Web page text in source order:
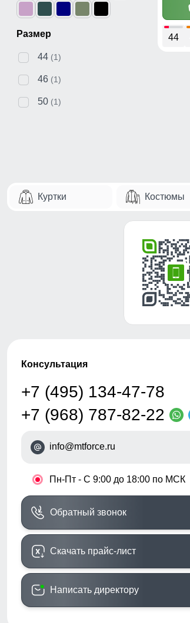
Размер
44 (1)
46 (1)
50 (1)
44
Куртки Костюмы
Консультация
+7 (495) 134-47-78
+7 (968) 787-82-22
info@mtforce.ru
• Пн-Пт - С 9:00 до 18:00 по МСК
Обратный звонок
Скачать прайс-лист
Написать директору